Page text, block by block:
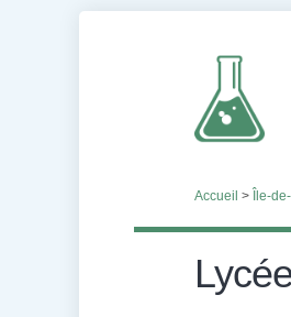
Accueil > Île-